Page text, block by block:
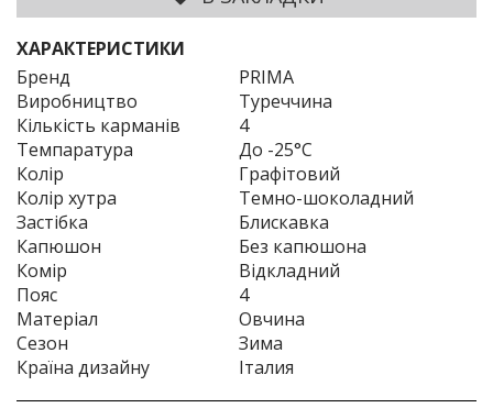
ХАРАКТЕРИСТИКИ
Бренд
PRIMA
Виробництво
Туреччина
Кількість карманів
4
Темпаратура
До -25°C
Колір
Графітовий
Колір хутра
Темно-шоколадний
Застібка
Блискавка
Капюшон
Без капюшона
Комір
Відкладний
Пояс
4
Матеріал
Овчина
Сезон
Зима
Країна дизайну
Італия